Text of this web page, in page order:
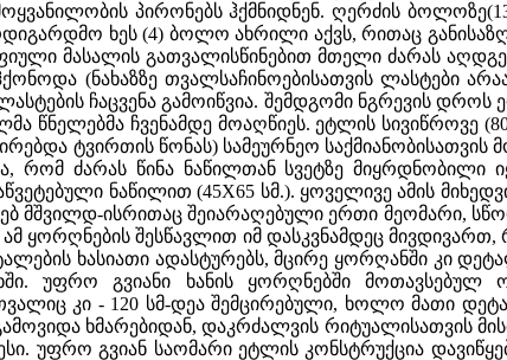
პირონებს ჰქმნიდნენ. ღერძის
ხეს (4) ბოლო ახრილი აქვს, რითაც
მასალის გათვალისწინებით მთელი ძარას
(ნახაზზე თვალსაჩინოებისათვის ლასტები არაა
ჩაცვენა გამოიწვია. შემდგომი ნგრევის
წნელებმა ჩვენამდე მოაღწიეს. ეტლის სივიწროვე
ტვირთის წონას) სამეურნეო
რომ ძარას წინა ნაწილთან სვეტზე მიყრდნობილი
ნაწილით (45X65 სმ.). ყოველივე ამის
მშვილდ-ისრითაც შეიარაღებული ერთი მეომარი,
ყორღნების შესწავლით იმ დასკვნამდეც
ხასიათი ადასტურებს, მცირე ყორღანში კი
უფრო გვიანი ხანის ყორღნებში მოთავსებულ
კი - 120 სმ-დეა შემცირებული, ხოლო მათი
ხმარებიდან, დაკრძალვის რიტუალისათვის
უფრო გვიან საომარი ეტლის კონსტრუქცია